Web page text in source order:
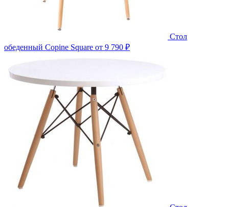
Стол
обеденный Copine Square от 9 790 ₽